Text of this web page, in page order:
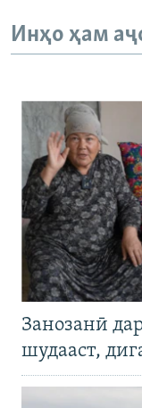
Инҳо ҳам
Занозанӣ
шудааст,